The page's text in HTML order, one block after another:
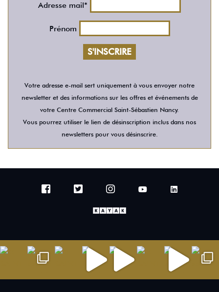
Adresse mail*
Prénom
Votre adresse e-mail sert uniquement à vous envoyer notre
newsletter et des informations sur les offres et événements de
votre Centre Commercial Saint-Sébastien Nancy.
Vous pourrez utiliser le lien de désinscription inclus dans nos
newsletters pour vous désinscrire.